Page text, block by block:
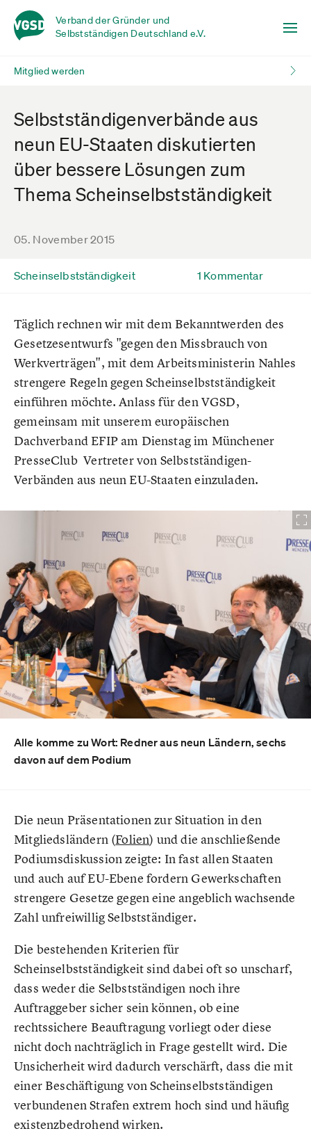
Verband der Gründer und
Selbstständigen Deutschland e.V.
Mitglied werden
Selbstständigenverbände aus
neun EU-Staaten diskutierten
über bessere Lösungen zum
Thema Scheinselbstständigkeit
05. November 2015
Scheinselbstständigkeit 1 Kommentar
Täglich rechnen wir mit dem Bekanntwerden des
Gesetzesentwurfs "gegen den Missbrauch von
Werkverträgen", mit dem Arbeitsministerin Nahles
strengere Regeln gegen Scheinselbstständigkeit
einführen möchte. Anlass für den VGSD,
gemeinsam mit unserem europäischen
Dachverband EFIP am Dienstag im Münchener
PresseClub Vertreter von Selbstständigen-
Verbänden aus neun EU-Staaten einzuladen.
Alle komme zu Wort: Redner aus neun Ländern, sechs
davon auf dem Podium
Die neun Präsentationen zur Situation in den
Mitgliedsländern (Folien) und die anschließende
Podiumsdiskussion zeigte: In fast allen Staaten
und auch auf EU-Ebene fordern Gewerkschaften
strengere Gesetze gegen eine angeblich wachsende
Zahl unfreiwillig Selbstständiger.
Die bestehenden Kriterien für
Scheinselbstständigkeit sind dabei oft so unscharf,
dass weder die Selbstständigen noch ihre
Auftraggeber sicher sein können, ob eine
rechtssichere Beauftragung vorliegt oder diese
nicht doch nachträglich in Frage gestellt wird. Die
Unsicherheit wird dadurch verschärft, dass die mit
einer Beschäftigung von Scheinselbstständigen
verbundenen Strafen extrem hoch sind und häufig
existenzbedrohend wirken.